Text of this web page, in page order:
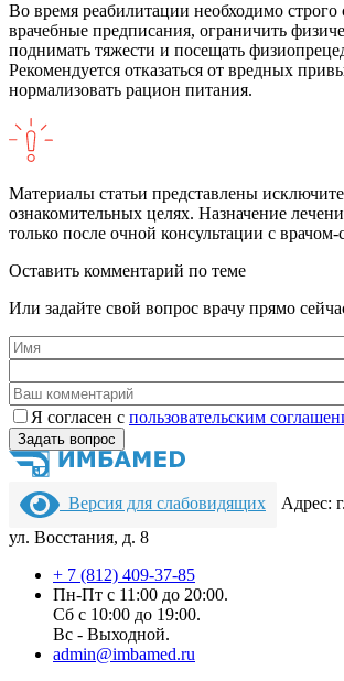
Во время реабилитации необходимо строго
врачебные предписания, ограничить
поднимать тяжести и посещать
Рекомендуется отказаться от вредных
нормализовать рацион питания.
Материалы статьи представлены
ознакомительных целях. Назначение
только после очной консультации с
Оставить комментарий по теме
Или задайте свой вопрос врачу прямо
Я согласен c пользовательс­ким
Версия для слабовидящих
Адрес:
ул. Восстания, д. 8
+ 7 (812) 409-37-85
Пн-Пт с 11:00 до 20:00.
Сб с 10:00 до 19:00.
Вс - Выходной.
admin@imbamed.ru